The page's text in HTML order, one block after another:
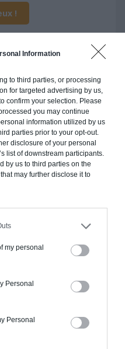
Information
to third parties, or processing
for targeted advertising by us,
confirm your selection. Please
you may continue
information utilized by us
parties prior to your opt-out.
disclosure of your personal
list of downstream participants.
by us to third parties on the
that may further disclose it to
my personal
Personal
Personal
!
bois
et normes
ossature bois isolé.
Le prix "clé en main"
oeuvre (cuisine,
piscine, jardin et
TTC
et normes
bloc coffrant isolant